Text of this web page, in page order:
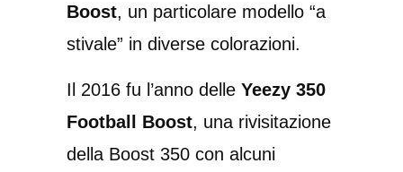
Boost, un particolare modello “a
stivale” in diverse colorazioni.
Il 2016 fu l’anno delle Yeezy 350
Football Boost, una rivisitazione
della Boost 350 con alcuni